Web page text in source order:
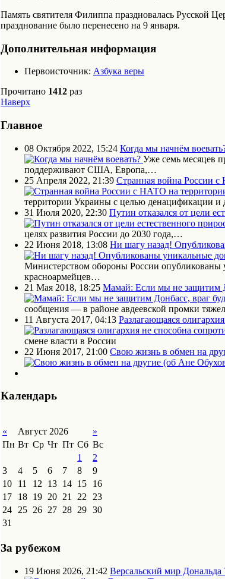
Память святителя Филиппа праздновалась Русской
празднование было перенесено на 9 января.
Дополнительная информация
Первоисточник: Азбука веры
Прочитано 1412 раз
Наверх
Главное
08 Октября 2022, 15:24 Когда мы начнём
Уже семь месяцев
поддерживают США, Европа,…
25 Апреля 2022, 21:39 Странная война России
территории Украины с целью денацификации
31 Июля 2020, 22:30 Путин отказался от цели
целях развития России до 2030 года,…
22 Июня 2018, 13:08 Ни шагу назад!
Министерством обороны России опубликованы
красноармейцев…
21 Мая 2018, 18:25 Мамай: Если мы не защитим
сообщения — в районе авдеевской промки
11 Августа 2017, 04:13 Разлагающаяся
смене власти в России
22 Июня 2017, 21:00 Свою жизнь в обмен на
Календарь
« Август 2026
»
Пн Вт Ср Чт Пт Сб Вс
1
2
3
4 5 6 7 8
9
10
11 12 13 14 15
16
17
18 19 20 21 22
23
24
25 26 27 28 29 30
31
За рубежом
19 Июня 2026, 21:42 Версальский мир